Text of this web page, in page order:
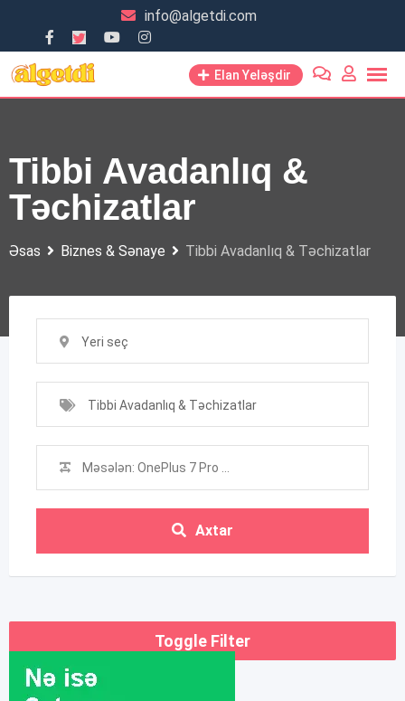
content
info@algetdi.com
Elan Yeləşdir
Tibbi Avadanlıq &
Təchizatlar
Əsas Biznes & Sənaye Tibbi Avadanlıq & Təchizatlar
Yeri seç
Tibbi Avadanlıq & Təchizatlar
Axtar
Toggle Filter